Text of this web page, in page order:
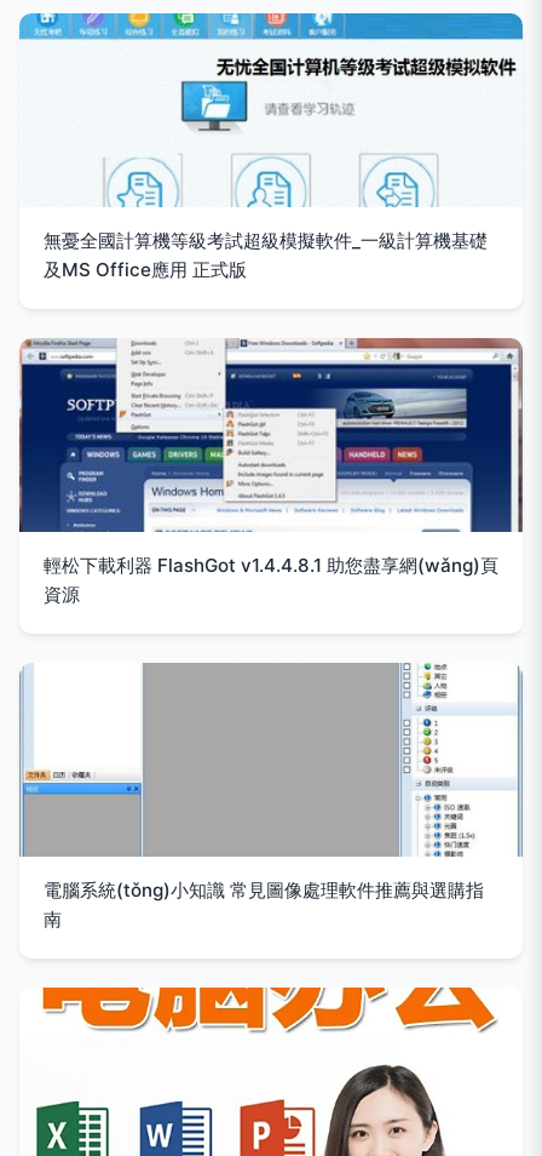
無憂全國計算機等級考試超級模擬軟件_一級計算機基礎
及MS Office應用 正式版
輕松下載利器 FlashGot v1.4.4.8.1 助您盡享網(wǎng)頁
資源
電腦系統(tǒng)小知識 常見圖像處理軟件推薦與選購指
南